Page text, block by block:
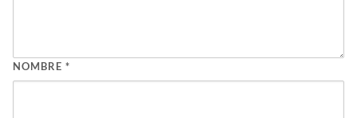
NOMBRE *